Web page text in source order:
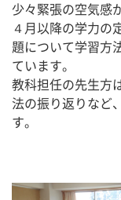
少々緊張の空気感
４月以降の学力の
題について学習方
ています。
教科担任の先生方
法の振り返りなど
す。